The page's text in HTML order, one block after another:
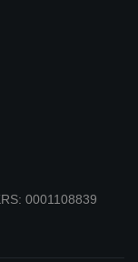
0001108839